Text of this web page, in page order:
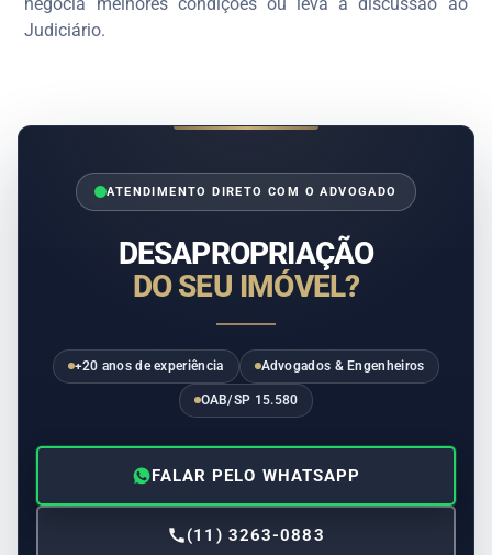
Judiciário.
ATENDIMENTO DIRETO COM O ADVOGADO
DESAPROPRIAÇÃO
DO SEU IMÓVEL?
+20 anos de experiência Advogados & Engenheiros
OAB/SP 15.580
FALAR PELO WHATSAPP
(11) 3263-0883